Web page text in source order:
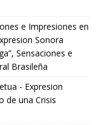
e Impresiones en
Sonora
Sensaciones e
Brasileña
- Expresion
de una Crisis